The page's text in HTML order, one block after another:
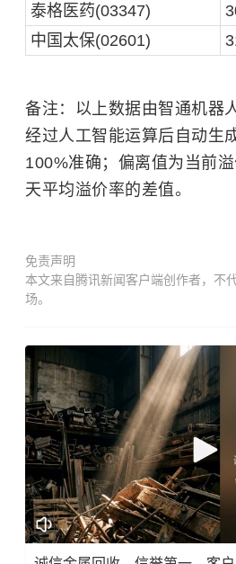
泰格医药(03347)
中国太保(02601)
备注：以上数据由智通机器
经过人工智能运算后自动生
100%准确；偏离值为当前
天平均溢价率的差值。
免责声明
本文来自腾讯新闻客户端创作者，不
场。